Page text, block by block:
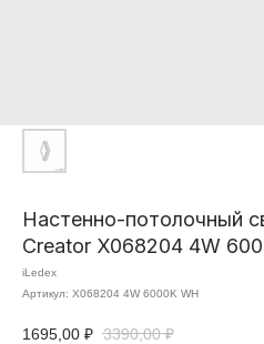
Настенно-потолочный
Creator X068204 4W
iLedex
Артикул: X068204 4W 6000K WH
1695,00 ₽ 3390,00 ₽